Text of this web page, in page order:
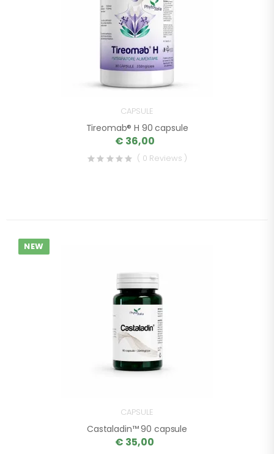
CAPSULE
Tireomab® H 90 capsule
€ 36,00
( 0 Reviews )
NEW
CAPSULE
Castaladin™ 90 capsule
€ 35,00